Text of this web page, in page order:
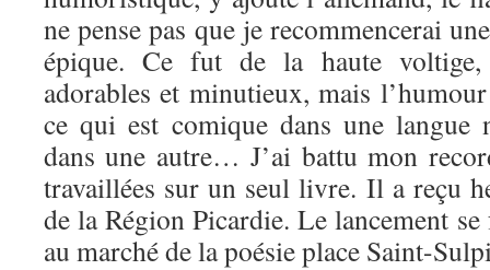
ne pense pas que je recommencerai
épique. Ce fut de la haute voltige,
adorables et minutieux, mais
ce qui est comique dans une langue
dans une autre… J’ai battu mon
travaillées sur un seul livre. Il a reçu
de la Région Picardie. Le lancement
au marché de la poésie place Saint-